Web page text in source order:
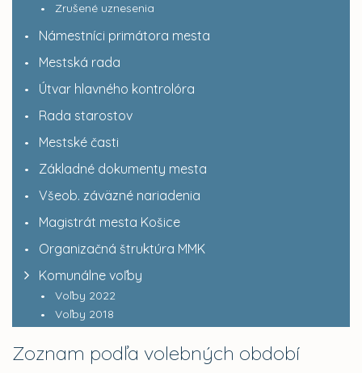
Zrušené uznesenia
Námestníci primátora mesta
Mestská rada
Útvar hlavného kontrolóra
Rada starostov
Mestské časti
Základné dokumenty mesta
Všeob. záväzné nariadenia
Magistrát mesta Košice
Organizačná štruktúra MMK
Komunálne voľby
Voľby 2022
Voľby 2018
Zoznam podľa volebných období